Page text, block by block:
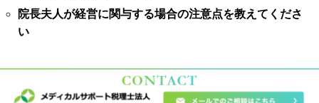
院長夫人が経営に関与する場合の注意点を教えてくださ
い